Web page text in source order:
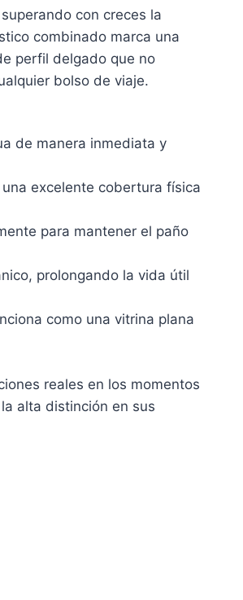
con creces la
combinado marca una
perfil delgado que no
bolso de viaje.
de manera inmediata y
excelente cobertura física
para mantener el paño
prolongando la vida útil
como una vitrina plana
reales en los momentos
alta distinción en sus